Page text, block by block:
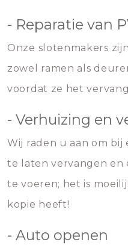
- Reparatie van
Onze slotenmakers
zowel ramen als
voordat ze het
- Verhuizing en
Wij raden u aan om
te laten vervangen en
te voeren; het is
kopie heeft!
- Auto openen